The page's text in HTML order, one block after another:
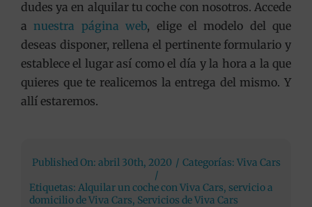
dudes ya en alquilar tu coche con nosotros. Accede
anuestra página web, elige el modelo del que
deseas disponer, rellena el pertinente formulario y
establece el lugar así como el día y la hora a la que
quieres que te realicemos la entrega del mismo. Y
allí estaremos.
Published On: abril 30th, 2020 / Categorías: Viva Cars
/
Etiquetas: Alquilar un coche con Viva Cars, servicio a
domicilio de Viva Cars, Servicios de Viva Cars